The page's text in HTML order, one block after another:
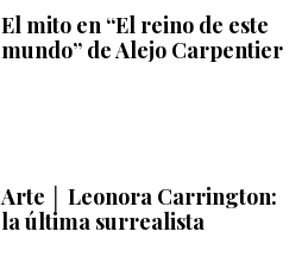
El mito en “El reino de este
mundo” de Alejo Carpentier
Arte │ Leonora Carrington:
la última surrealista